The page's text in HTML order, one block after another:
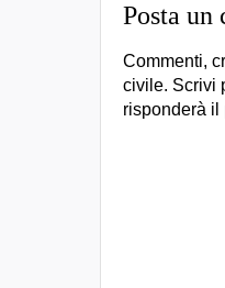
Posta un
Commenti,
civile. Scrivi
risponderà il